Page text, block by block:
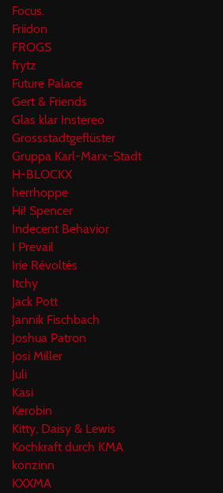
Focus.
Friidon
FROGS
frytz
Future Palace
Gert & Friends
Glas klar Instereo
Grossstadtgeflüster
Gruppa Karl-Marx-Stadt
H-BLOCKX
herrhoppe
Hi! Spencer
Indecent Behavior
I Prevail
Irie Révoltés
Itchy
Jack Pott
Jannik Fischbach
Joshua Patron
Josi Miller
Juli
Kasi
Kerobin
Kitty, Daisy & Lewis
Kochkraft durch KMA
konzinn
KXXMA